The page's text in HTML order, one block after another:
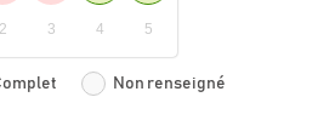
2 3 4 5
Non renseigné